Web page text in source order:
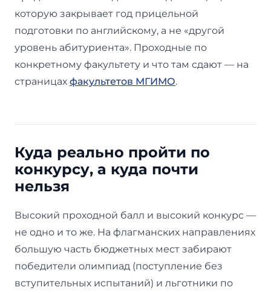
которую закрывает год прицельной
подготовки по английскому, а не «другой
уровень абитуриента». Проходные по
конкретному факультету и что там сдают — на
страницах факультетов МГИМО.
Куда реально пройти по
конкурсу, а куда почти
нельзя
Высокий проходной балл и высокий конкурс —
не одно и то же. На флагманских направлениях
большую часть бюджетных мест забирают
победители олимпиад (поступление без
вступительных испытаний) и льготники по